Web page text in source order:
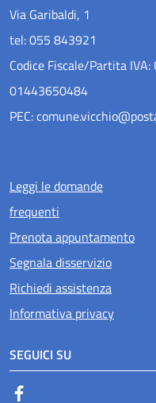
Via Garibaldi, 1
tel: 055 843921
Codice Fiscale/Partita
01443650484
PEC:
Menu piè di
Leggi le domande
frequenti
Prenota appuntamento
Segnala disservizio
Richiedi assistenza
Informativa privacy
SEGUICI SU